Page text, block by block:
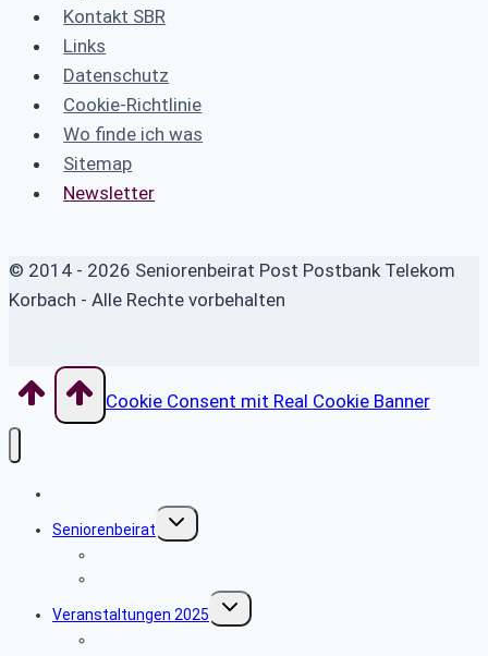
Kontakt SBR
Links
Datenschutz
Cookie-Richtlinie
Wo finde ich was
Sitemap
Newsletter
© 2014 - 2026 Seniorenbeirat Post Postbank Telekom
Korbach - Alle Rechte vorbehalten
Cookie Consent mit Real Cookie Banner
Seniorenbeirat
Untermenü
umschalten
Veranstaltungen 2025
Untermenü
umschalten